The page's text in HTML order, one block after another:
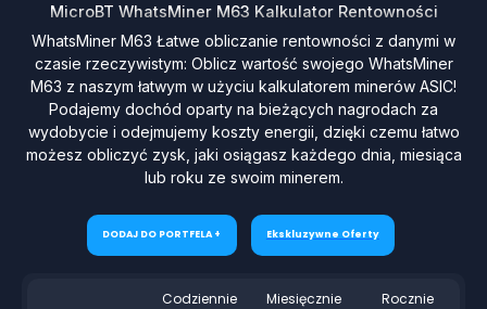
MicroBT WhatsMiner M63 Kalkulator Rentowności
WhatsMiner M63 Łatwe obliczanie rentowności z danymi w
czasie rzeczywistym: Oblicz wartość swojego WhatsMiner
M63 z naszym łatwym w użyciu kalkulatorem minerów ASIC!
Podajemy dochód oparty na bieżących nagrodach za
wydobycie i odejmujemy koszty energii, dzięki czemu łatwo
możesz obliczyć zysk, jaki osiągasz każdego dnia, miesiąca
lub roku ze swoim minerem.
DODAJ DO PORTFELA + Ekskluzywne Oferty
Codziennie Miesięcznie Rocznie